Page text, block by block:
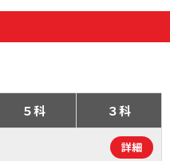
５科 ３科
詳細